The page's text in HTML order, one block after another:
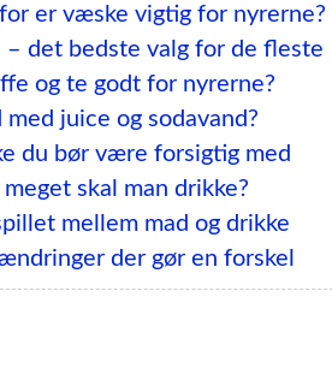
er væske vigtig for nyrerne?
– det bedste valg for de fleste
og te godt for nyrerne?
med juice og sodavand?
du bør være forsigtig med
meget skal man drikke?
mellem mad og drikke
der gør en forskel